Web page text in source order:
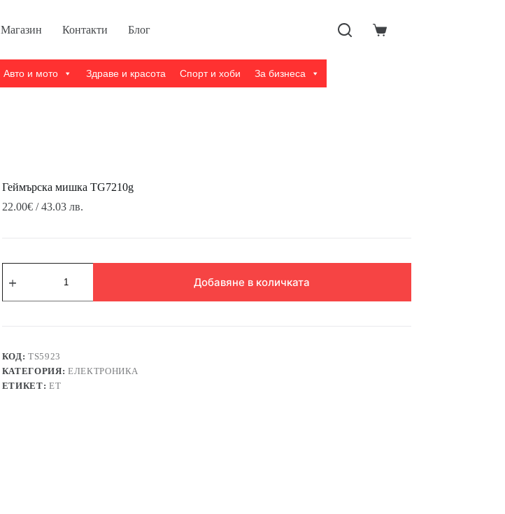
Магазин Контакти Блог
Shopping
Авто и мото Здраве и красота Спорт и хоби За бизнеса
Геймърска мишка TG7210g
22.00€/ 43.03 лв.
мишка
Добавяне в количката
КОД:TS5923
КАТЕГОРИЯ: ЕЛЕКТРОНИКА
ЕТИКЕТ: ЕТ